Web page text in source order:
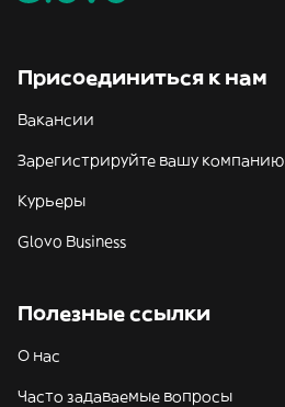
Присоединиться к нам
Вакансии
Зарегистрируйте вашу компанию
Курьеры
Glovo Business
Полезные ссылки
О нас
Часто задаваемые вопросы